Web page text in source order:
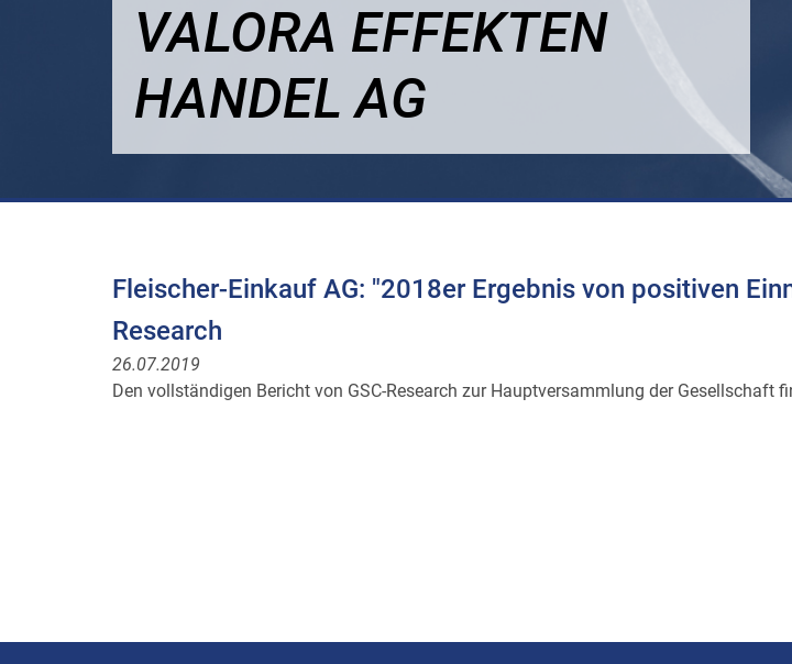
VALORA EFFEKTEN
HANDEL AG
Fleischer-Einkauf AG: "2018er Ergebnis von positiven
Research
26.07.2019
Den vollständigen Bericht von GSC-Research zur Hauptversammlung der Gesellschaft